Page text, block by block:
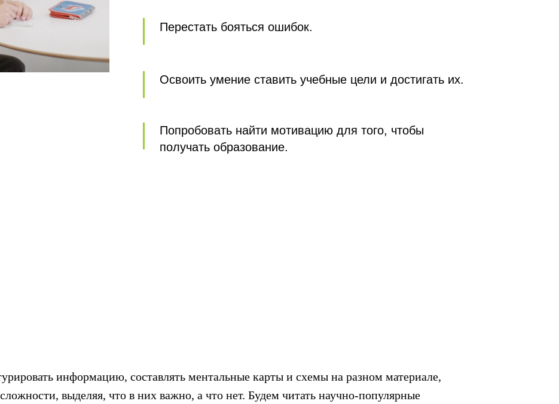
Попробовать найти мотивацию для того, чтобы
получать образование.
Освоить умение ставить учебные цели и достигать их.
Перестать бояться ошибок.
информацию, составлять ментальные карты и схемы на разном материале,
выделяя, что в них важно, а что нет. Будем читать научно-популярные